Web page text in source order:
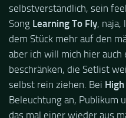
selbstverständlich, sein
Song Learning To Fly, naja,
dem Stück mehr auf den
aber ich will mich hier
beschränken, die Setlist
selbst rein ziehen. Bei
Beleuchtung an, Publikum
das mal einer wieder aus